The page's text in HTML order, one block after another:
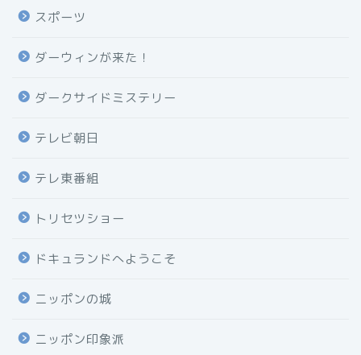
スポーツ
ダーウィンが来た！
ダークサイドミステリー
テレビ朝日
テレ東番組
トリセツショー
ドキュランドへようこそ
ニッポンの城
ニッポン印象派